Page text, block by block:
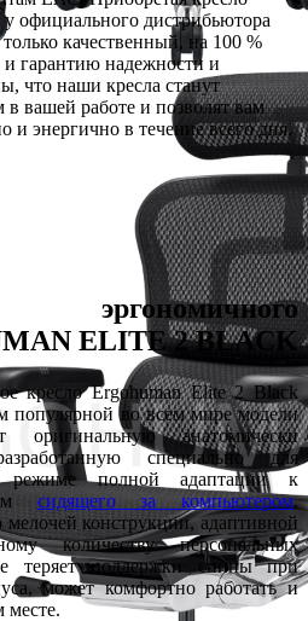
официального дистрибьютора
качественный, на 100 %
гарантию надежности и
что наши кресла станут
вашей работе и позволят вам
и энергично в течение всего дня.
эргономичного
ELITE 2 BLACK
кресло Ergohuman Elite 2 Black
популярной во всем мире модели
оригинальную анатомически
специально для
полной адаптации к
сидящего за компьютером.
конструкции, адаптивной
количеству персональных
теряет поддержки спины при
может комфортно работать и
месте.